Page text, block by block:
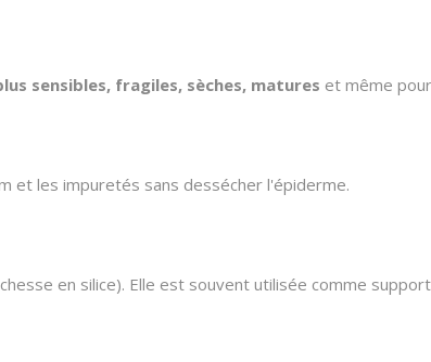
sensibles, fragiles, sèches, matures et même
et les impuretés sans dessécher l'épiderme.
en silice). Elle est souvent utilisée comme